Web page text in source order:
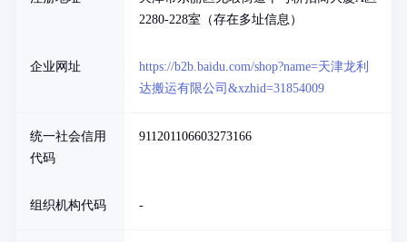
2280-228室（存在多址信息）
企业网址
https://b2b.baidu.com/shop?name=天津龙利
达搬运有限公司&xzhid=31854009
统一社会信用
代码
911201106603273166
组织机构代码 -